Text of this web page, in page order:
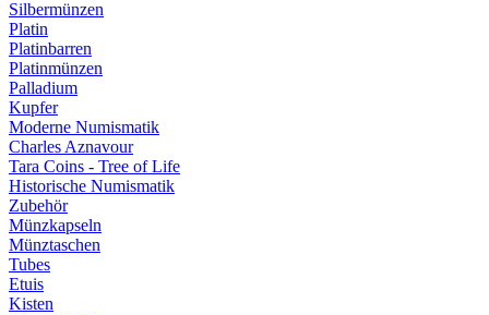
Silbermünzen
Platin
Platinbarren
Platinmünzen
Palladium
Kupfer
Moderne Numismatik
Charles Aznavour
Tara Coins - Tree of Life
Historische Numismatik
Zubehör
Münzkapseln
Münztaschen
Tubes
Etuis
Kisten